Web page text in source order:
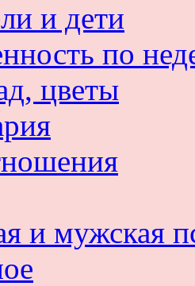
и дети
по
цветы
и мужская